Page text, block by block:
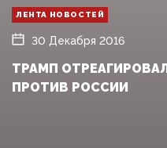
ЛЕНТА НОВОСТЕЙ
30 Декабря 2016
ТРАМП
ПРОТИВ РОССИИ‍